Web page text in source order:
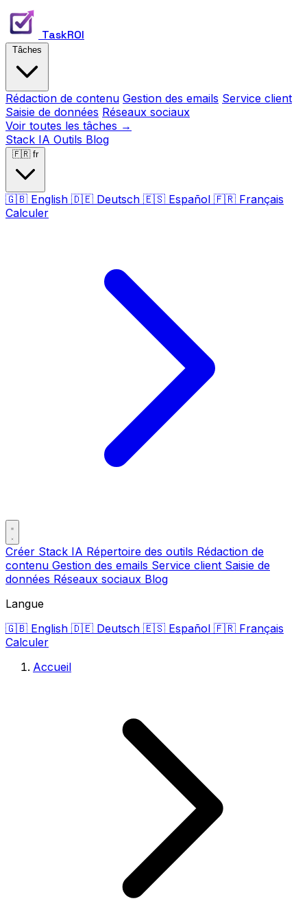
TaskROI
Rédaction de contenu Gestion des emails Service client
Saisie de données Réseaux sociaux
Voir toutes les tâches →
Stack IA Outils Blog
🇫🇷 fr
🇬🇧 English 🇩🇪 Deutsch 🇪🇸 Español 🇫🇷 Français
Calculer
Créer Stack IA Répertoire des outils Rédaction de
contenu Gestion des emails Service client Saisie de
données Réseaux sociaux Blog
Langue
🇬🇧 English 🇩🇪 Deutsch 🇪🇸 Español 🇫🇷 Français
Calculer
Accueil